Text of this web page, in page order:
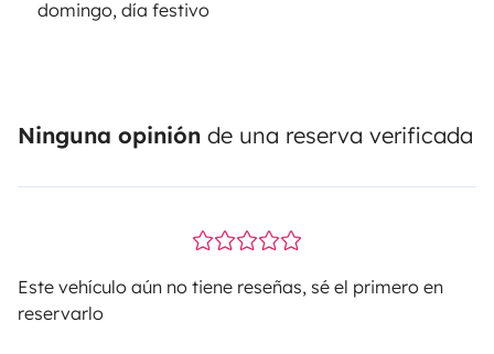
domingo, día festivo
Ninguna opinión de una reserva verificada
Este vehículo aún no tiene reseñas, sé el primero en
reservarlo